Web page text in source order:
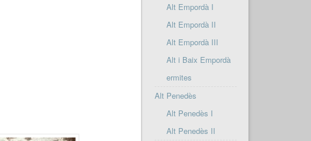
Alt Empordà I
Alt Empordà II
Alt Empordà III
Alt i Baix Empordà
ermites
Alt Penedès
Alt Penedès I
Alt Penedès II